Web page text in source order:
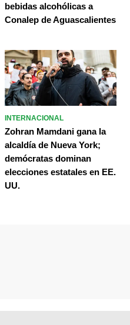
bebidas alcohólicas a
Conalep de Aguascalientes
INTERNACIONAL
Zohran Mamdani gana la
alcaldía de Nueva York;
demócratas dominan
elecciones estatales en EE.
UU.